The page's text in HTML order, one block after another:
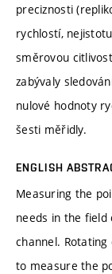
preciznosti
rychlostí,
směrovou
zabývaly
nulové hodnoty
šesti měřidly.
ENGLISH
Measuring the
needs in the
channel.
to measure the